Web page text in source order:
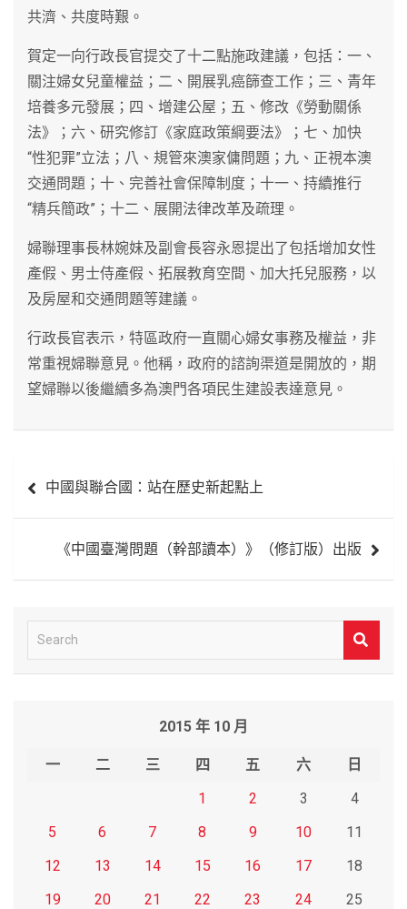
共濟、共度時艱。
賀定一向行政長官提交了十二點施政建議，包括：一、
關注婦女兒童權益；二、開展乳癌篩查工作；三、青年
培養多元發展；四、增建公屋；五、修改《勞動關係
法》；六、研究修訂《家庭政策綱要法》；七、加快
“性犯罪”立法；八、規管來澳家傭問題；九、正視本澳
交通問題；十、完善社會保障制度；十一、持續推行
“精兵簡政”；十二、展開法律改革及疏理。
婦聯理事長林婉妹及副會長容永恩提出了包括增加女性
產假、男士侍產假、拓展教育空間、加大托兒服務，以
及房屋和交通問題等建議。
行政長官表示，特區政府一直關心婦女事務及權益，非
常重視婦聯意見。他稱，政府的諮詢渠道是開放的，期
望婦聯以後繼續多為澳門各項民生建設表達意見。
章
中國與聯合國：站在歷史新起點上
《中國臺灣問題（幹部讀本）》（修訂版）出版
e
2015 年 10 月
一 二 三 四 五 六
日
1
2 3
4
5
6 7 8 9 10
11
12
13 14 15 16 17
18
19
20 21 22 23 24
25